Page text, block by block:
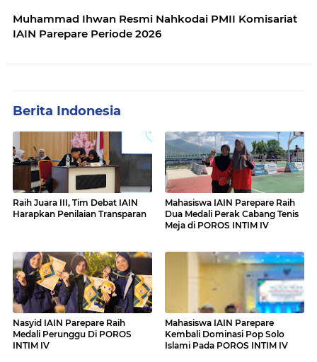
Muhammad Ihwan Resmi Nahkodai PMII Komisariat
IAIN Parepare Periode 2026
Berita Indonesia
Raih Juara III, Tim Debat IAIN
Harapkan Penilaian Transparan
Mahasiswa IAIN Parepare Raih
Dua Medali Perak Cabang Tenis
Meja di POROS INTIM IV
Nasyid IAIN Parepare Raih
Medali Perunggu Di POROS
INTIM IV
Mahasiswa IAIN Parepare
Kembali Dominasi Pop Solo
Islami Pada POROS INTIM IV